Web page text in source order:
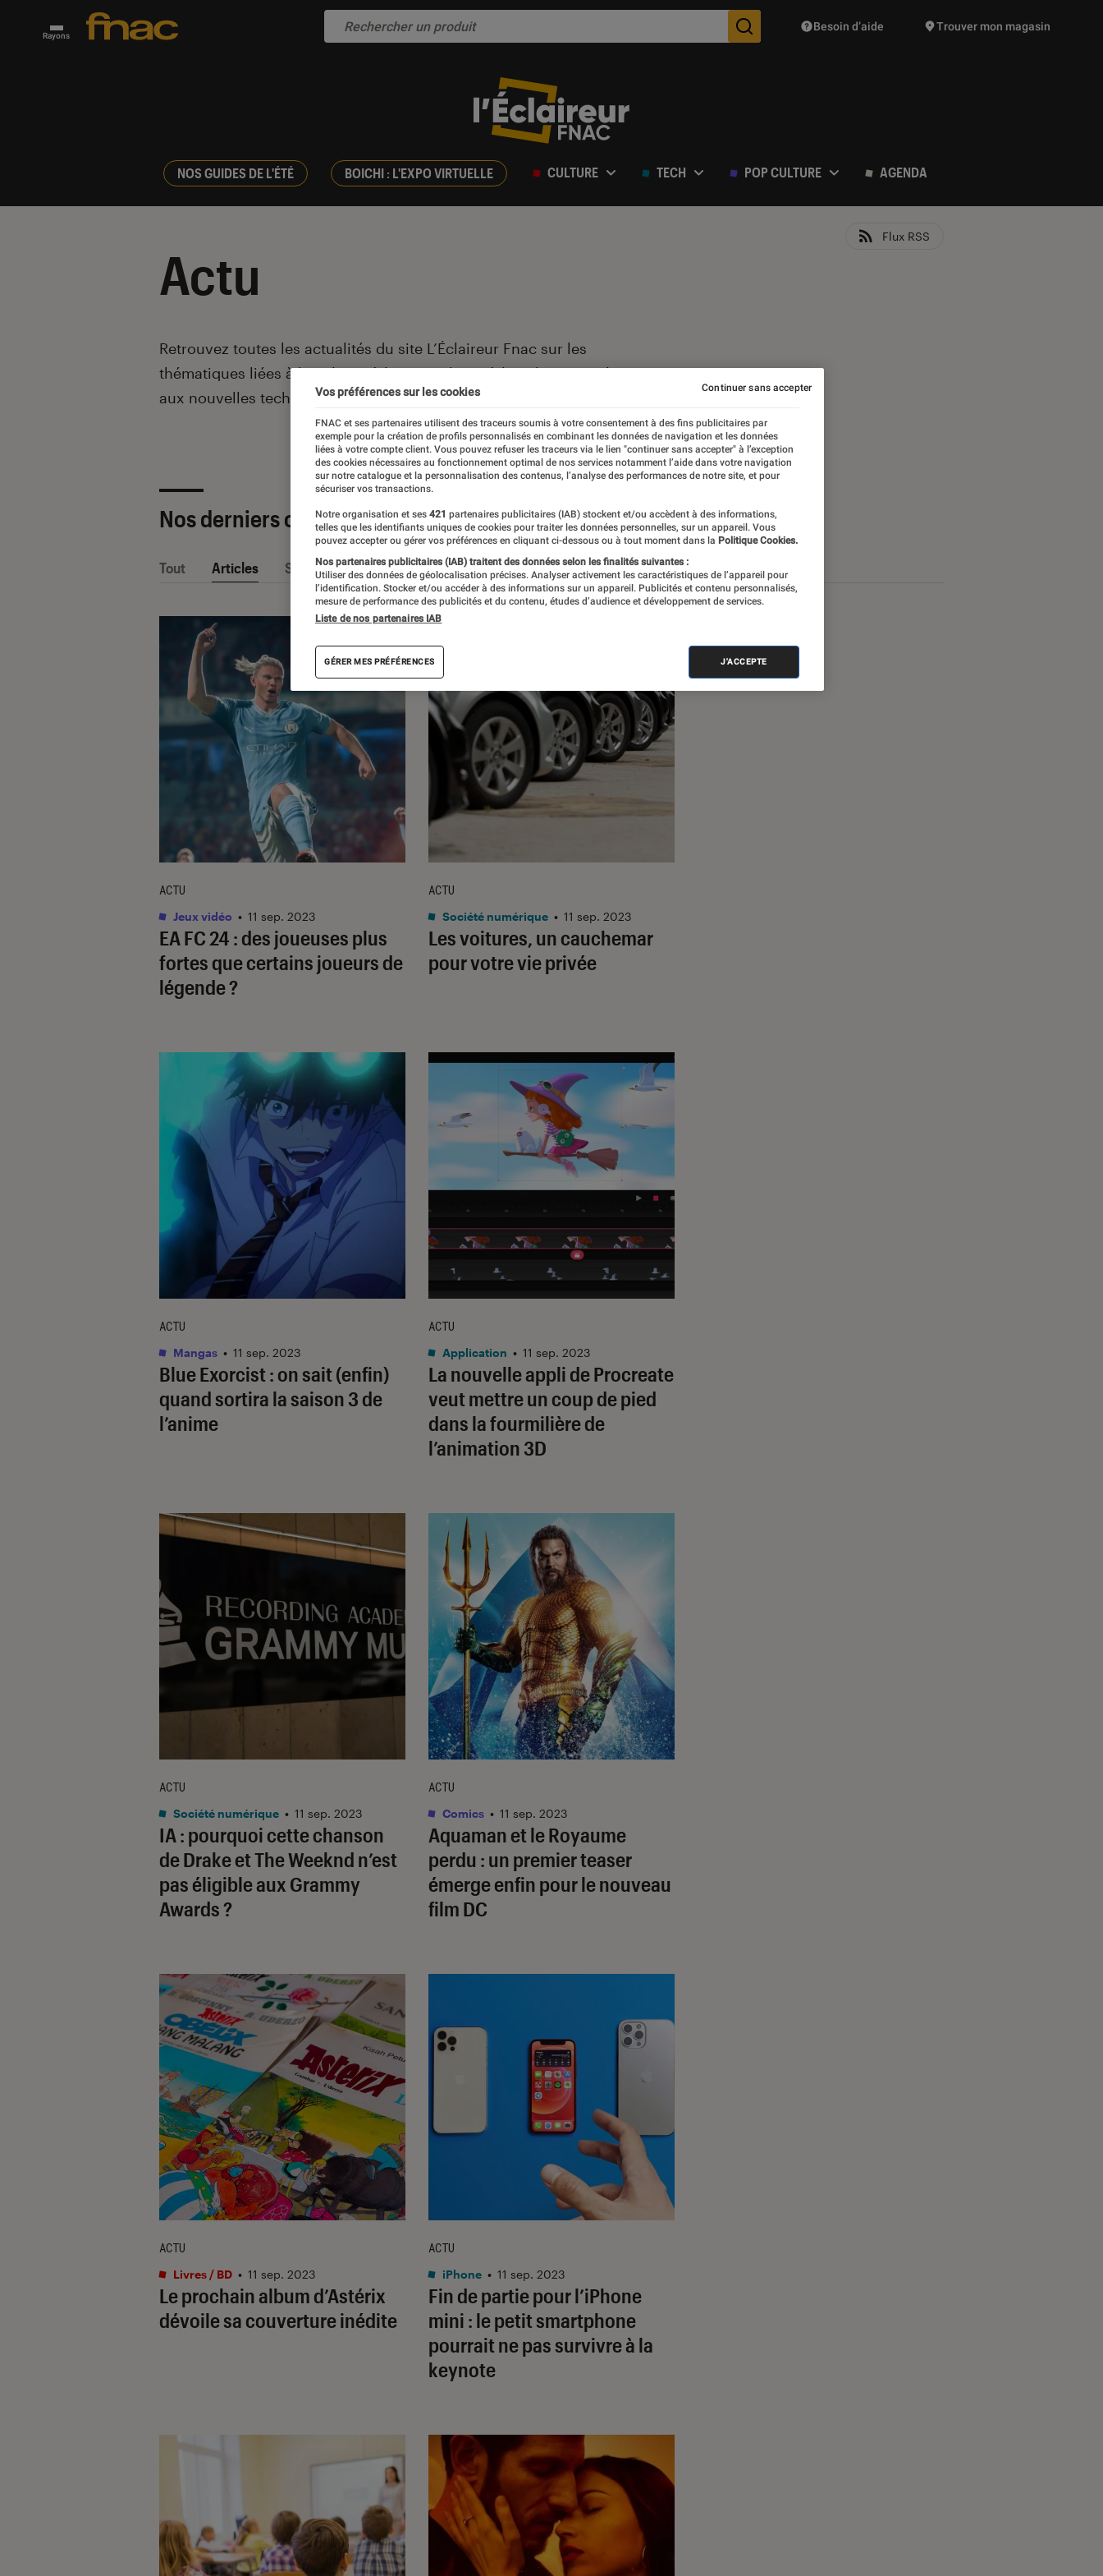
Rayons Des suggestions de produits vont vous être proposées
Besoin d’aide Trouver mon magasin
NOS GUIDES DE L'ÉTÉ BOICHI : L'EXPO VIRTUELLE CULTURE TECH POP CULTURE AGENDA
Actu
Flux RSS
Introduction
Retrouvez toutes les actualités du site L’Éclaireur Fnac sur les
thématiques liées à la culture, à la pop culture, à la culture numérique et
aux nouvelles technologies.
Nos derniers contenus
Tout Articles Sélections et guides Tests
EA FC 24 : des joueuses plus
fortes que certains joueurs de
légende ?
ACTU
Jeux vidéo • 11 sep. 2023
Les voitures, un cauchemar
pour votre vie privée
ACTU
Société numérique • 11 sep. 2023
Blue Exorcist : on sait (enfin)
quand sortira la saison 3 de
l’anime
ACTU
Mangas • 11 sep. 2023
La nouvelle appli de Procreate
veut mettre un coup de pied
dans la fourmilière de
l’animation 3D
ACTU
Application • 11 sep. 2023
IA : pourquoi cette chanson
de Drake et The Weeknd n’est
pas éligible aux Grammy
Awards ?
ACTU
Société numérique • 11 sep. 2023
Aquaman et le Royaume
perdu : un premier teaser
émerge enfin pour le nouveau
film DC
ACTU
Comics • 11 sep. 2023
Le prochain album d’Astérix
dévoile sa couverture inédite
ACTU
Livres / BD • 11 sep. 2023
Fin de partie pour l’iPhone
mini : le petit smartphone
pourrait ne pas survivre à la
keynote
ACTU
iPhone • 11 sep. 2023
Vos préférences sur les cookies
FNAC et ses partenaires utilisent des traceurs soumis à votre consentement à des fins publicitaires par
exemple pour la création de profils personnalisés en combinant les données de navigation et les données
liées à votre compte client. Vous pouvez refuser les traceurs via le lien "continuer sans accepter" à l’exception
des cookies nécessaires au fonctionnement optimal de nos services notamment l’aide dans votre navigation
sur notre catalogue et la personnalisation des contenus, l’analyse des performances de notre site, et pour
sécuriser vos transactions.
Notre organisation et ses 421 partenaires publicitaires (IAB) stockent et/ou accèdent à des informations,
telles que les identifiants uniques de cookies pour traiter les données personnelles, sur un appareil. Vous
pouvez accepter ou gérer vos préférences en cliquant ci-dessous ou à tout moment dans la Politique Cookies.
Nos partenaires publicitaires (IAB) traitent des données selon les finalités suivantes :
Utiliser des données de géolocalisation précises. Analyser activement les caractéristiques de l’appareil pour
l’identification. Stocker et/ou accéder à des informations sur un appareil. Publicités et contenu personnalisés,
mesure de performance des publicités et du contenu, études d’audience et développement de services.
Liste de nos partenaires IAB
GÉRER MES PRÉFÉRENCES J'ACCEPTE
Continuer sans accepter